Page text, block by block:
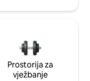
Prostorija za
vježbanje